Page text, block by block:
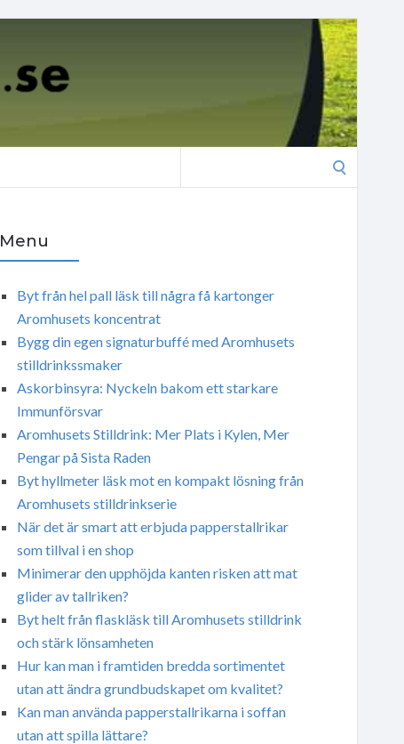
Menu
Byt från hel pall läsk till några få kartonger
Aromhusets koncentrat
Bygg din egen signaturbuffé med Aromhusets
stilldrinkssmaker
Askorbinsyra: Nyckeln bakom ett starkare
Immunförsvar
Aromhusets Stilldrink: Mer Plats i Kylen, Mer
Pengar på Sista Raden
Byt hyllmeter läsk mot en kompakt lösning från
Aromhusets stilldrinkserie
När det är smart att erbjuda papperstallrikar
som tillval i en shop
Minimerar den upphöjda kanten risken att mat
glider av tallriken?
Byt helt från flaskläsk till Aromhusets stilldrink
och stärk lönsamheten
Hur kan man i framtiden bredda sortimentet
utan att ändra grundbudskapet om kvalitet?
Kan man använda papperstallrikarna i soffan
utan att spilla lättare?